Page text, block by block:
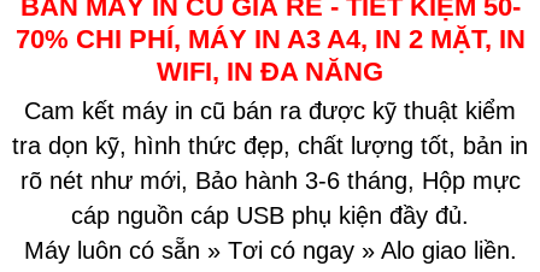
BÁN MÁY IN CŨ GIÁ RẺ - TIẾT KIỆM 50-
70% CHI PHÍ, MÁY IN A3 A4, IN 2 MẶT, IN
WIFI, IN ĐA NĂNG
Cam kết máy in cũ bán ra được kỹ thuật kiểm
tra dọn kỹ, hình thức đẹp, chất lượng tốt, bản in
rõ nét như mới, Bảo hành 3-6 tháng, Hộp mực
cáp nguồn cáp USB phụ kiện đầy đủ.
Máy luôn có sẵn » Tơi có ngay » Alo giao liền.